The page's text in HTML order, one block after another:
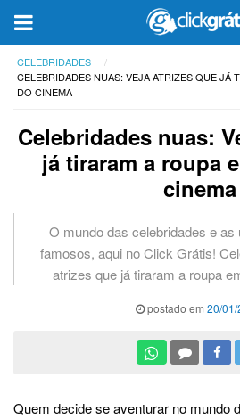
CELEBRIDADES
CELEBRIDADES NUAS: VEJA ATRIZES QUE JÁ
DO CINEMA
Celebridades nuas:
já tiraram a roupa
cinema
O mundo das celebridades e
famosos, aqui no Click Grátis!
atrizes que já tiraram a roupa
postado em 20/01/
Quem decide se aventurar no mundo